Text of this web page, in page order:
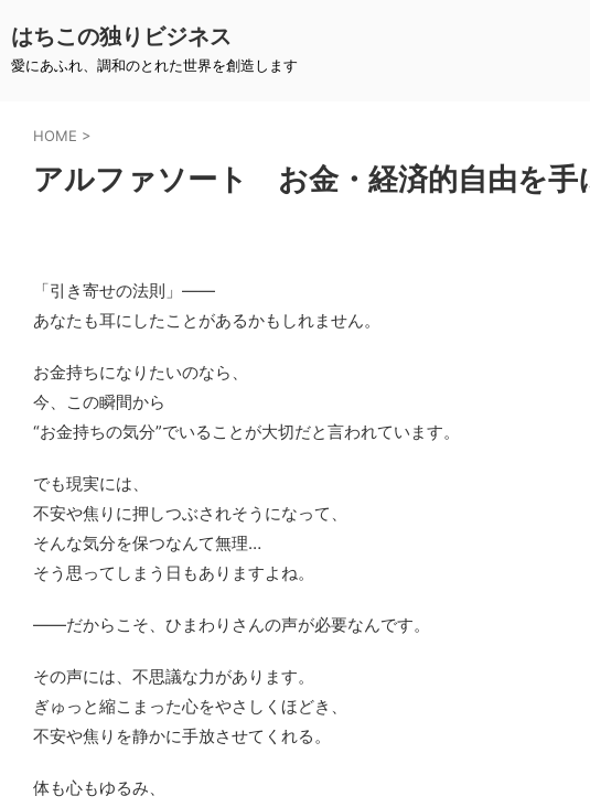
はちこの独りビジネス
愛にあふれ、調和のとれた世界を創造します
HOME >
アルファソート お金・経済的自由を手
「引き寄せの法則」――
あなたも耳にしたことがあるかもしれません。
お金持ちになりたいのなら、
今、この瞬間から
“お金持ちの気分”でいることが大切だと言われています。
でも現実には、
不安や焦りに押しつぶされそうになって、
そんな気分を保つなんて無理…
そう思ってしまう日もありますよね。
――だからこそ、ひまわりさんの声が必要なんです。
その声には、不思議な力があります。
ぎゅっと縮こまった心をやさしくほどき、
不安や焦りを静かに手放させてくれる。
体も心もゆるみ、